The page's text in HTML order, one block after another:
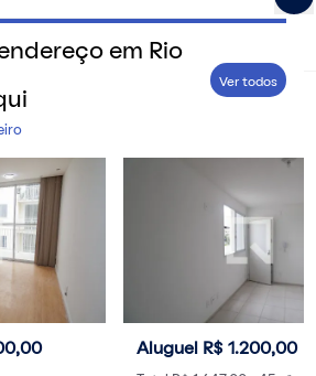
- Inspiração e tudo o que você
Janeiro: saiba onde
vistas da Cidade
gratuitos e restaurantes com
para curtir o pôr do sol, tirar
as paisagens que são cenários
em Rio
Ver todos
Aluguel R$ 1.200,00